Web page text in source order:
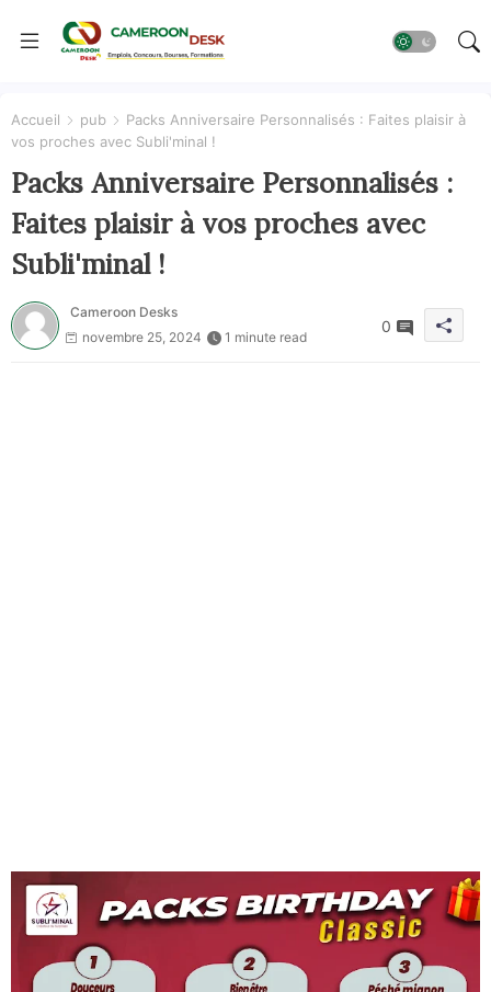
Accueil pub
Packs Anniversaire Personnalisés : Faites plaisir à
vos proches avec Subli'minal !
Packs Anniversaire Personnalisés :
Faites plaisir à vos proches avec
Subli'minal !
Cameroon Desks
novembre 25, 2024
1 minute read
0